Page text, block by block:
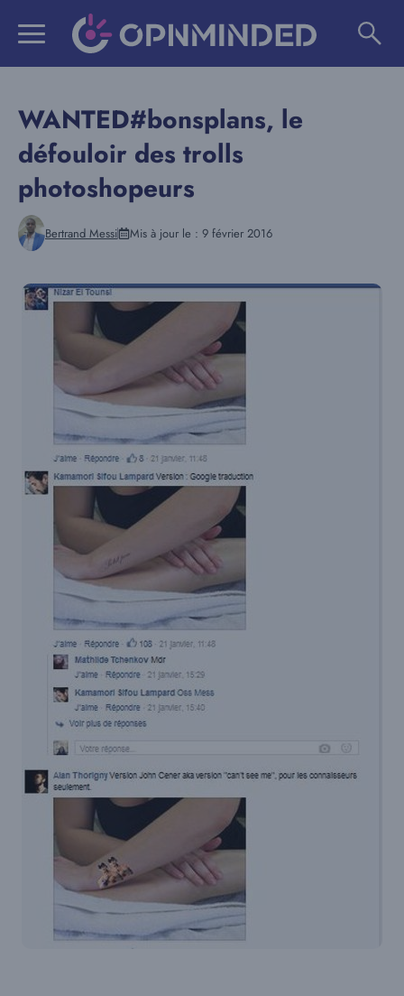
WANTED#bonsplans, le
défouloir des trolls
photoshopeurs
Bertrand Messi Mis à jour le : 9 février 2016